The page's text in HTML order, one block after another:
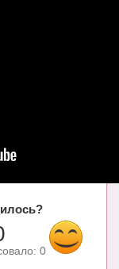
0